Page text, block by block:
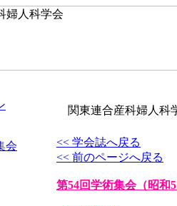
関東連合産科婦人科
<< 学会誌へ戻る
<< 前のページへ戻る
第54回学術集会（昭和